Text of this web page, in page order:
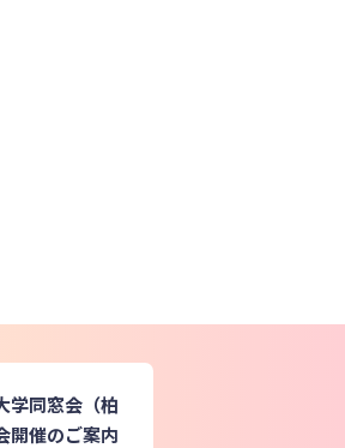
学同窓会（柏
開催のご案内